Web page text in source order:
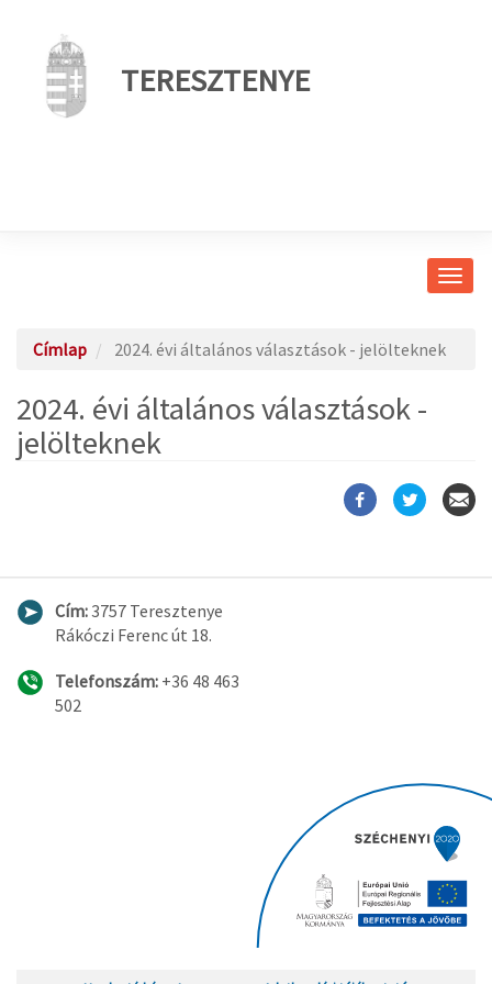
TERESZTENYE
Címlap 2024. évi általános választások - jelölteknek
2024. évi általános választások -
jelölteknek
Cím:3757 Teresztenye
Rákóczi Ferenc út 18.
Telefonszám: +36 48 463
502